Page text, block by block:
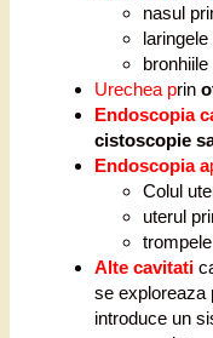
nasul
laringele
bronhiile
Urechea prin
Endoscopia
cistoscopie
Endoscopia a
Colul
uterul
Alte cavitati
se exploreaza
introduce un